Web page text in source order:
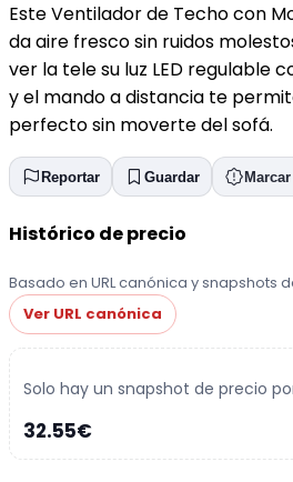
Este Ventilador de Techo con
da aire fresco sin ruidos
ver la tele su luz LED regulable
y el mando a distancia te
perfecto sin moverte del sofá.
Reportar Guardar
Histórico de precio
Basado en URL canónica y snapshots
Ver URL canónica
Solo hay un snapshot de precio
32.55€